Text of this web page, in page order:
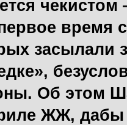
время
засылали
Об этом
ЖЖ, дабы